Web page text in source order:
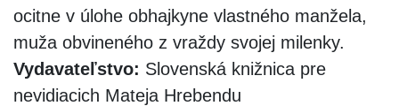
ocitne v úlohe obhajkyne vlastného manžela,
muža obvineného z vraždy svojej milenky.
Vydavateľstvo: Slovenská knižnica pre
nevidiacich Mateja Hrebendu